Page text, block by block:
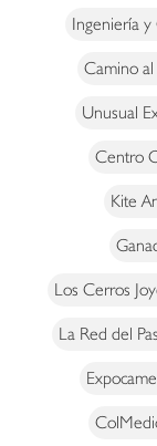
Ingeniería y
Camino al
Unusual
Centro
Kite
Los Cerros
La Red del